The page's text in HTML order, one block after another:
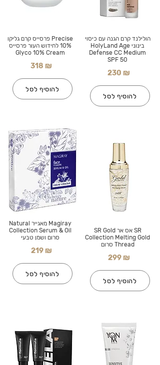
Precise פרסייס קרם גליקו
10% לחידוש העור פרסייס
Glyco 10% Cream
318 ₪
להוסיף לסל
Magiray מאגייר Natural
Collection Serum & Oil
סרום ושמן טבעי
219 ₪
להוסיף לסל
הולילנד קרם הגנה עם כיסוי
בינוני HolyLand Age
Defense CC Medium
SPF 50
230 ₪
להוסיף לסל
SR אס אר SR Gold
Collection Melting Gold
Thread סרום
299 ₪
להוסיף לסל